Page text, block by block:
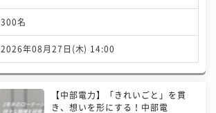
300名
2026年08月27日(木) 14:00
【中部電力】「きれいごと」を貫
き、想いを形にする！中部電